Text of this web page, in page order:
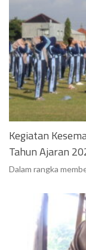
Kegiatan
Tahun Ajaran
Dalam rangka